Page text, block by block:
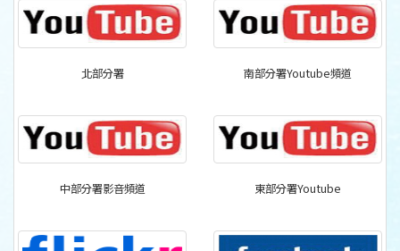
北部分署 南部分署Youtube頻道
中部分署影音頻道 東部分署Youtube